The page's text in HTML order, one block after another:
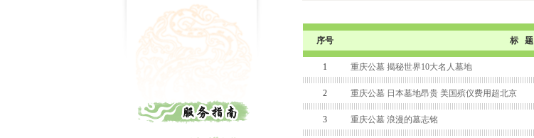
序号 标 题
1 重庆公墓 揭秘世界10大名人墓地
2 重庆公墓 日本墓地昂贵 美国殡仪费用超北京
3 重庆公墓 浪漫的墓志铭